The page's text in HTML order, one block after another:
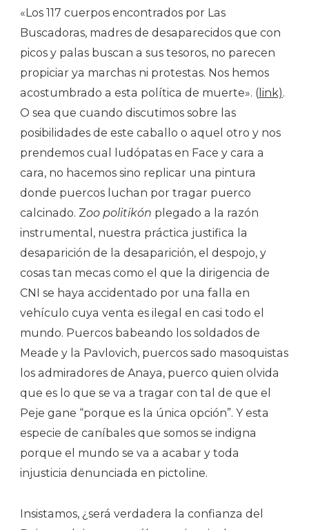
«Los 117 cuerpos encontrados por Las
Buscadoras, madres de desaparecidos que con
picos y palas buscan a sus tesoros, no parecen
propiciar ya marchas ni protestas. Nos hemos
acostumbrado a esta política de muerte». ( link).
O sea que cuando discutimos sobre las
posibilidades de este caballo o aquel otro y nos
prendemos cual ludópatas en Face y cara a
cara, no hacemos sino replicar una pintura
donde puercos luchan por tragar puerco
calcinado. Zoo politikón plegado a la razón
instrumental, nuestra práctica justifica la
desaparición de la desaparición, el despojo, y
cosas tan mecas como el que la dirigencia de
CNI se haya accidentado por una falla en
vehículo cuya venta es ilegal en casi todo el
mundo. Puercos babeando los soldados de
Meade y la Pavlovich, puercos sado masoquistas
los admiradores de Anaya, puerco quien olvida
que es lo que se va a tragar con tal de que el
Peje gane “porque es la única opción”. Y esta
especie de caníbales que somos se indigna
porque el mundo se va a acabar y toda
injusticia denunciada en pictoline.
Insistamos, ¿será verdadera la confianza del